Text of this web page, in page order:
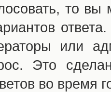
то вы
или
Это
во время